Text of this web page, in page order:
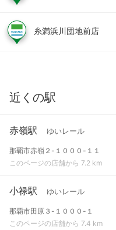
糸満浜川団地前店
近くの駅
赤嶺駅 ゆいレール
那覇市赤嶺２-１０００-１１
このページの店舗から 7.2 km
小禄駅 ゆいレール
那覇市田原３-１０００-１
このページの店舗から 7.4 km